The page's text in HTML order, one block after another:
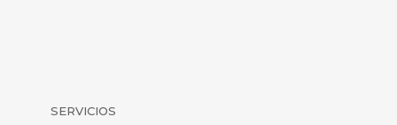
SERVICIOS